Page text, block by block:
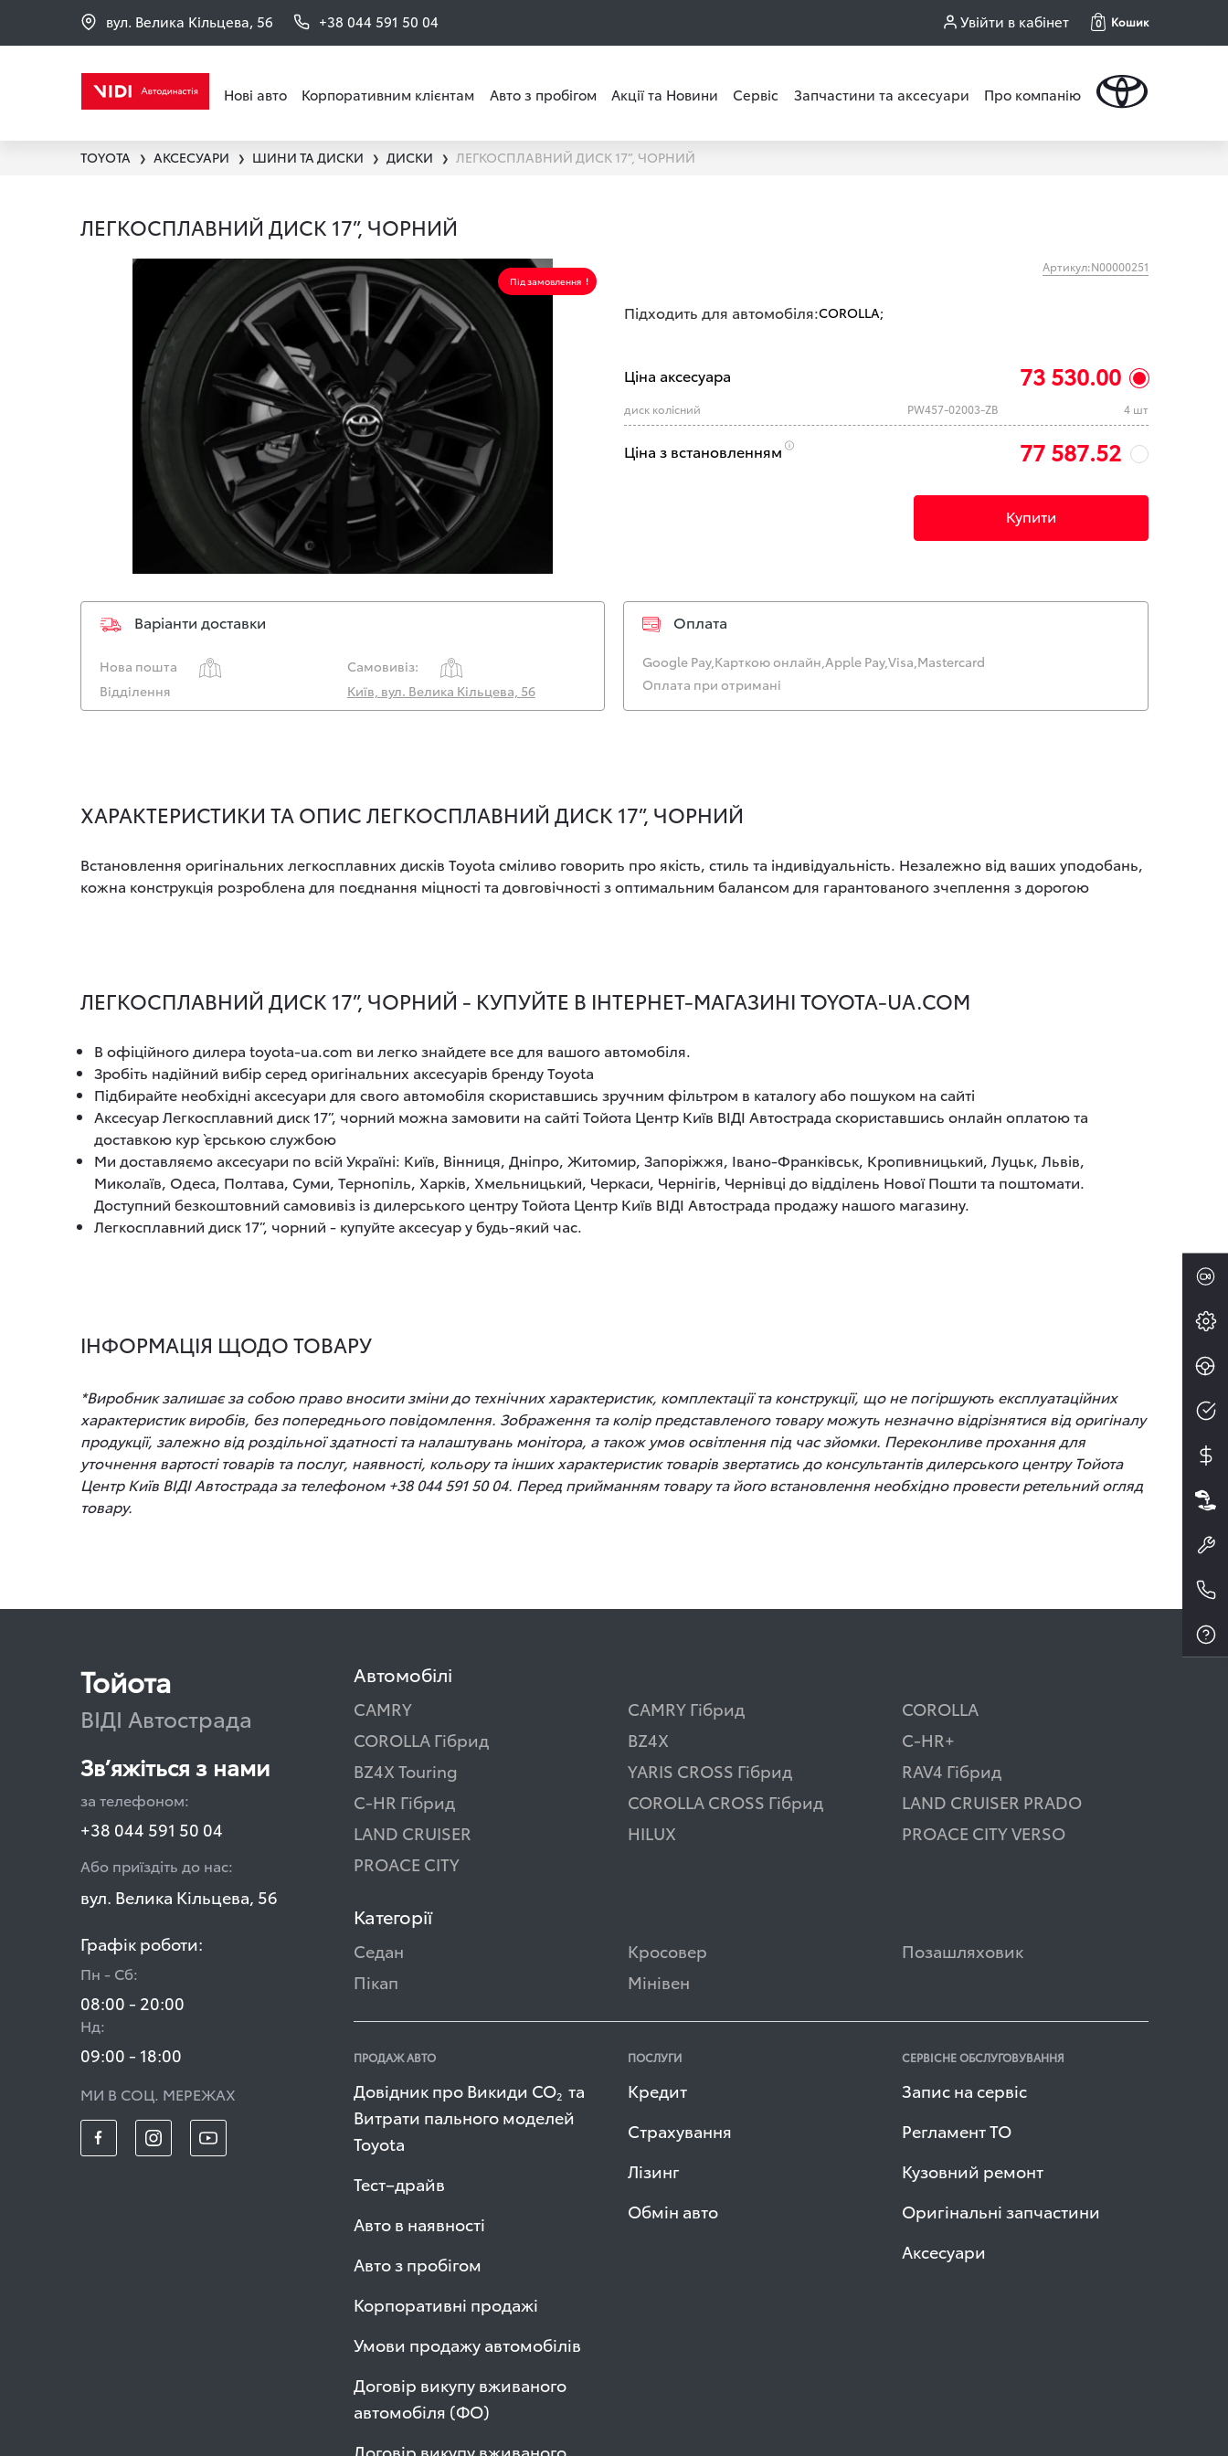
вул. Велика Кільцева, 56 +38 044 591 50 04 Увійти в кабінет 0 Кошик
Нові авто Корпоративним клієнтам Авто з пробігом Акції та Новини Сервіс Запчастини та аксесуари Про компанію
TOYOTA ❯ АКСЕСУАРИ ❯ ШИНИ ТА ДИСКИ ❯ ДИСКИ ❯ ЛЕГКОСПЛАВНИЙ ДИСК 17”, ЧОРНИЙ
ЛЕГКОСПЛАВНИЙ ДИСК 17”, ЧОРНИЙ
Під замовлення
Артикул:N00000251
Підходить для автомобіля:COROLLA;
Ціна аксесуара 73 530.00
диск колісний PW457-02003-ZB 4 шт
Ціна з встановленням 77 587.52
Купити
Варіанти доставки
Нова пошта
Самовивіз:
Відділення
Київ, вул. Велика Кільцева, 56
Оплата
Google Pay,Карткою онлайн,Apple Pay,Visa,Mastercard
Оплата при отримані
ХАРАКТЕРИСТИКИ ТА ОПИС ЛЕГКОСПЛАВНИЙ ДИСК 17”, ЧОРНИЙ
Встановлення оригінальних легкосплавних дисків Toyota сміливо говорить про якість, стиль та індивідуальність. Незалежно від ваших уподобань,
кожна конструкція розроблена для поєднання міцності та довговічності з оптимальним балансом для гарантованого зчеплення з дорогою
ЛЕГКОСПЛАВНИЙ ДИСК 17”, ЧОРНИЙ - КУПУЙТЕ В ІНТЕРНЕТ-МАГАЗИНІ TOYOTA-UA.COM
В офіційного дилера toyota-ua.com ви легко знайдете все для вашого автомобіля.
Зробіть надійний вибір серед оригінальних аксесуарів бренду Toyota
Підбирайте необхідні аксесуари для свого автомобіля скориставшись зручним фільтром в каталогу або пошуком на сайті
Аксесуар Легкосплавний диск 17”, чорний можна замовити на сайті Тойота Центр Київ ВІДІ Автострада скориставшись онлайн оплатою та
доставкою кур`єрською службою
Ми доставляємо аксесуари по всій Україні: Київ, Вінниця, Дніпро, Житомир, Запоріжжя, Івано-Франківськ, Кропивницький, Луцьк, Львів,
Миколаїв, Одеса, Полтава, Суми, Тернопіль, Харків, Хмельницький, Черкаси, Чернігів, Чернівці до відділень Нової Пошти та поштомати.
Доступний безкоштовний самовивіз із дилерського центру Тойота Центр Київ ВІДІ Автострада продажу нашого магазину.
Легкосплавний диск 17”, чорний - купуйте аксесуар у будь-який час.
ІНФОРМАЦІЯ ЩОДО ТОВАРУ
*Виробник залишає за собою право вносити зміни до технічних характеристик, комплектації та конструкції, що не погіршують експлуатаційних
характеристик виробів, без попереднього повідомлення. Зображення та колір представленого товару можуть незначно відрізнятися від оригіналу
продукції, залежно від роздільної здатності та налаштувань монітора, а також умов освітлення під час зйомки. Переконливе прохання для
уточнення вартості товарів та послуг, наявності, кольору та інших характеристик товарів звертатись до консультантів дилерського центру Тойота
Центр Київ ВІДІ Автострада за телефоном +38 044 591 50 04. Перед прийманням товару та його встановлення необхідно провести ретельний огляд
товару.
Тойота
ВІДІ Автострада
Зв’яжіться з нами
за телефоном:
+38 044 591 50 04
Або приїздіть до нас:
вул. Велика Кільцева, 56
Графік роботи:
Пн - Сб:
08:00 - 20:00
Нд:
09:00 - 18:00
МИ В СОЦ. МЕРЕЖАХ
Автомобілі
CAMRY CAMRY Гібрид
COROLLA
COROLLA Гібрид
BZ4X
C-HR+
BZ4X Touring
YARIS CROSS Гібрид
RAV4 Гібрид
C-HR Гібрид
COROLLA CROSS Гібрид
LAND CRUISER PRADO
LAND CRUISER
HILUX
PROACE CITY VERSO
PROACE CITY
Категорії
Седан Кросовер
Позашляховик
Пікап
Мінівен
ПРОДАЖ АВТО
Довідник про Викиди СО2 та
Витрати пального моделей
Toyota
Тест–драйв
Авто в наявності
Авто з пробігом
Корпоративні продажі
Умови продажу автомобілів
Договір викупу вживаного
автомобіля (ФО)
Договір викупу вживаного
ПОСЛУГИ
Кредит
Страхування
Лізинг
Обмін авто
СЕРВІСНЕ ОБСЛУГОВУВАННЯ
Запис на сервіс
Регламент ТО
Кузовний ремонт
Оригінальні запчастини
Аксесуари